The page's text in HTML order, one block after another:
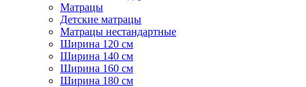
Матрацы
Детские матрацы
Матрацы нестандартные
Ширина 120 см
Ширина 140 см
Ширина 160 см
Ширина 180 см